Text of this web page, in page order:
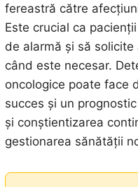
fereastră către
Este crucial ca
de alarmă și să
când este necesar.
oncologice poate face
succes și un
și conștientizarea
gestionarea sănătății